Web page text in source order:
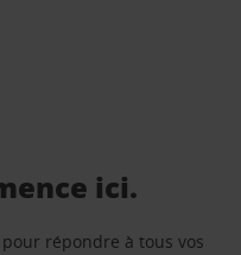
ici.
répondre à tous vos